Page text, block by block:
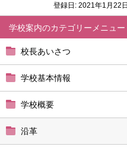
学校案内
校長あいさつ
学校基本情報
学校概要
沿革
登録日: 2021年1月22日